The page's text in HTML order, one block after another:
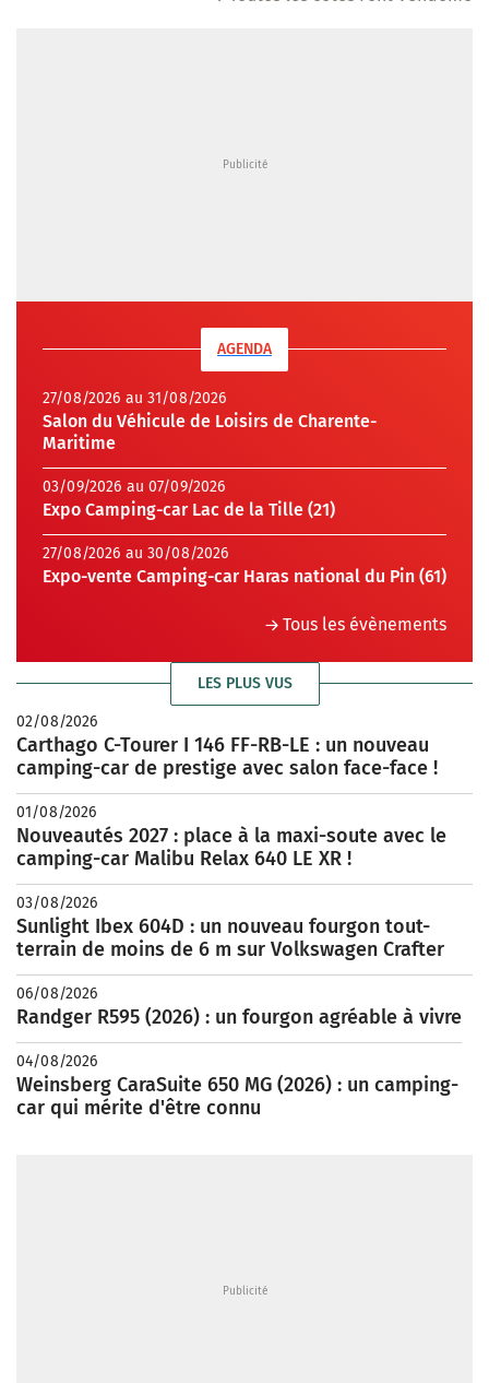
AGENDA
27/08/2026 au 31/08/2026
Salon du Véhicule de Loisirs de Charente-
Maritime
03/09/2026 au 07/09/2026
Expo Camping-car Lac de la Tille (21)
27/08/2026 au 30/08/2026
Expo-vente Camping-car Haras national du Pin (61)
Tous les évènements
LES PLUS VUS
02/08/2026
Carthago C-Tourer I 146 FF-RB-LE : un nouveau
camping-car de prestige avec salon face-face !
01/08/2026
Nouveautés 2027 : place à la maxi-soute avec le
camping-car Malibu Relax 640 LE XR !
03/08/2026
Sunlight Ibex 604D : un nouveau fourgon tout-
terrain de moins de 6 m sur Volkswagen Crafter
06/08/2026
Randger R595 (2026) : un fourgon agréable à vivre
04/08/2026
Weinsberg CaraSuite 650 MG (2026) : un camping-
car qui mérite d'être connu